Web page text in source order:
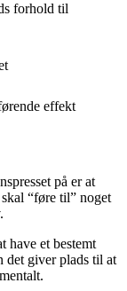
forhold til
effekt
på er at
“føre til” noget
have et bestemt
det giver plads til at